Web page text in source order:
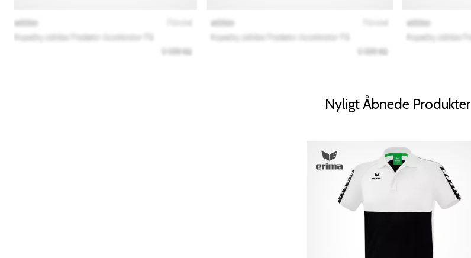
Nyligt Åbnede Produkter